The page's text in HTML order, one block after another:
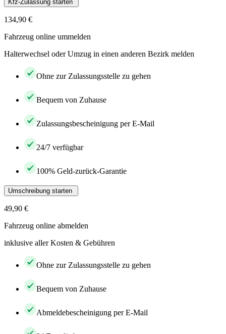
Kfz-Zulassung starten
134,90 €
Fahrzeug online ummelden
Halterwechsel oder Umzug in einen anderen Bezirk melden
Ohne zur Zulassungsstelle zu gehen
Bequem von Zuhause
Zulassungsbescheinigung per E-Mail
24/7 verfügbar
100% Geld-zurück-Garantie
Umschreibung starten
49,90 €
Fahrzeug online abmelden
inklusive aller Kosten & Gebühren
Ohne zur Zulassungsstelle zu gehen
Bequem von Zuhause
Abmeldebescheinigung per E-Mail